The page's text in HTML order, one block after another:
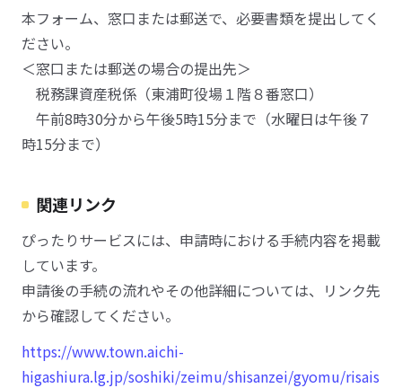
本フォーム、窓口または郵送で、必要書類を提出してく
ださい。
＜窓口または郵送の場合の提出先＞
税務課資産税係（東浦町役場１階８番窓口）
午前8時30分から午後5時15分まで（水曜日は午後７
時15分まで）
関連リンク
ぴったりサービスには、申請時における手続内容を掲載
しています。
申請後の手続の流れやその他詳細については、リンク先
から確認してください。
https://www.town.aichi-
higashiura.lg.jp/soshiki/zeimu/shisanzei/gyomu/risais